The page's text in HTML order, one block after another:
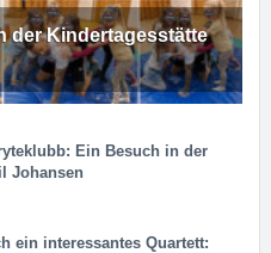
der Kindertagesstätte
Ein Besuch in der
Johansen
ein in­ter­es­san­tes Quar­tett: